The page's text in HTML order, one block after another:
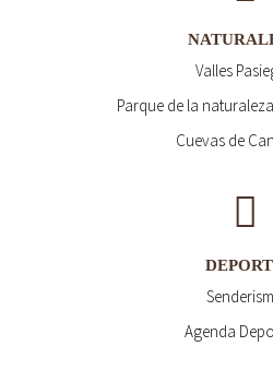
Valles
Parque de la
Cuevas de
Agenda